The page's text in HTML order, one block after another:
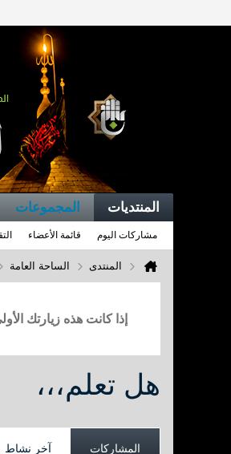
المنتديات المجموعات
مشاركات اليوم قائمة الأعضاء
المنتدى الساحة العامة
إذا كانت هذه زيارتك
هل تعلم،،،
المشاركات آخر نشاط